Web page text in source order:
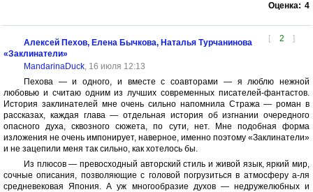
Оценка: 4
[ 2 ]
Алексей Пехов, Елена Бычкова, Наталья Турчанинова
«Заклинатели»
MandarinaDuck, 16 июля 12:13
Пехова — и одного, и вместе с соавторами — я люблю нежной
любовью и считаю одним из лучших современных писателей-фантастов.
История заклинателей мне очень сильно напомнила Стража — роман в
рассказах, каждая глава — отдельная история об изгнании очередного
опасного духа, сквозного сюжета, по сути, нет. Мне подобная форма
изложения не очень импонирует, наверное, именно поэтому «Заклинатели»
и не зацепили меня так сильно, как хотелось бы.
Из плюсов — превосходный авторский стиль и живой язык, яркий мир,
сочные описания, позволяющие с головой погрузиться в атмосферу а-ля
средневековая Япония. А уж многообразие духов — недружелюбных и